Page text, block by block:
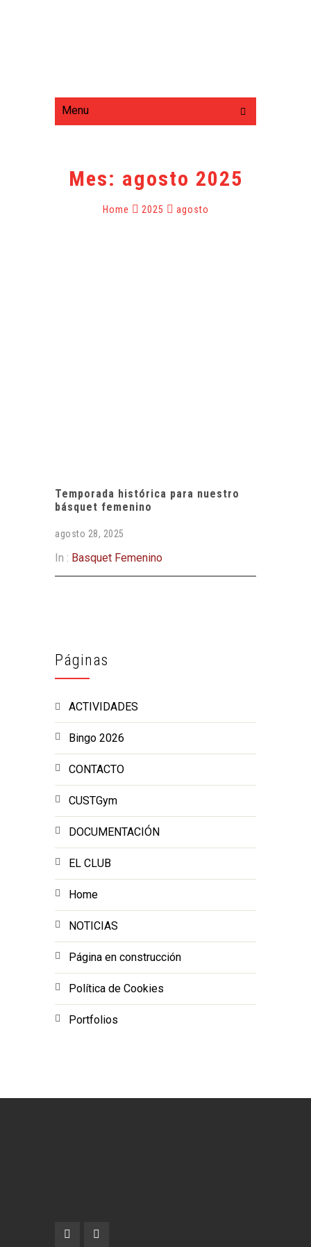
Menu
Mes: agosto 2025
Home 2025 agosto
Temporada histórica para nuestro
básquet femenino
agosto 28, 2025
In : Basquet Femenino
Páginas
ACTIVIDADES
Bingo 2026
CONTACTO
CUSTGym
DOCUMENTACIÓN
EL CLUB
Home
NOTICIAS
Página en construcción
Política de Cookies
Portfolios